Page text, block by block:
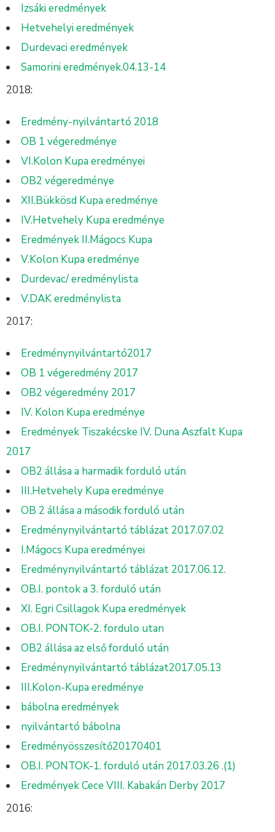
Izsáki eredmények
Hetvehelyi eredmények
Durdevaci eredmények
Samorini eredmények.04.13-14
2018:
Eredmény-nyilvántartó 2018
OB 1 végeredménye
VI.Kolon Kupa eredményei
OB2 végeredménye
XII.Bükkösd Kupa eredménye
IV.Hetvehely Kupa eredménye
Eredmények II.Mágocs Kupa
V.Kolon Kupa eredménye
Durdevac/ eredménylista
V.DAK eredménylista
2017:
Eredménynyilvántartó2017
OB 1 végeredmény 2017
OB2 végeredmény 2017
IV. Kolon Kupa eredménye
Eredmények Tiszakécske IV. Duna Aszfalt Kupa
2017
OB2 állása a harmadik forduló után
III.Hetvehely Kupa eredménye
OB 2 állása a második forduló után
Eredménynyilvántartó táblázat 2017.07.02
I.Mágocs Kupa eredményei
Eredménynyilvántartó táblázat 2017.06.12.
OB.I. pontok a 3. forduló után
XI. Egri Csillagok Kupa eredmények
OB.I. PONTOK-2. fordulo utan
OB2 állása az első forduló után
Eredménynyilvántartó táblázat2017.05.13
III.Kolon-Kupa eredménye
bábolna eredmények
nyilvántartó bábolna
Eredményösszesítő20170401
OB.I. PONTOK-1. forduló után 2017.03.26 .(1)
Eredmények Cece VIII. Kabakán Derby 2017
2016: